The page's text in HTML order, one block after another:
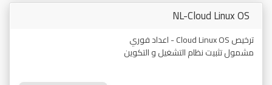
NL-Cloud Linux OS
ترخيص Cloud Linux OS - اعداد فوري
مشمول تثبيت نظام التشغيل و التكوين